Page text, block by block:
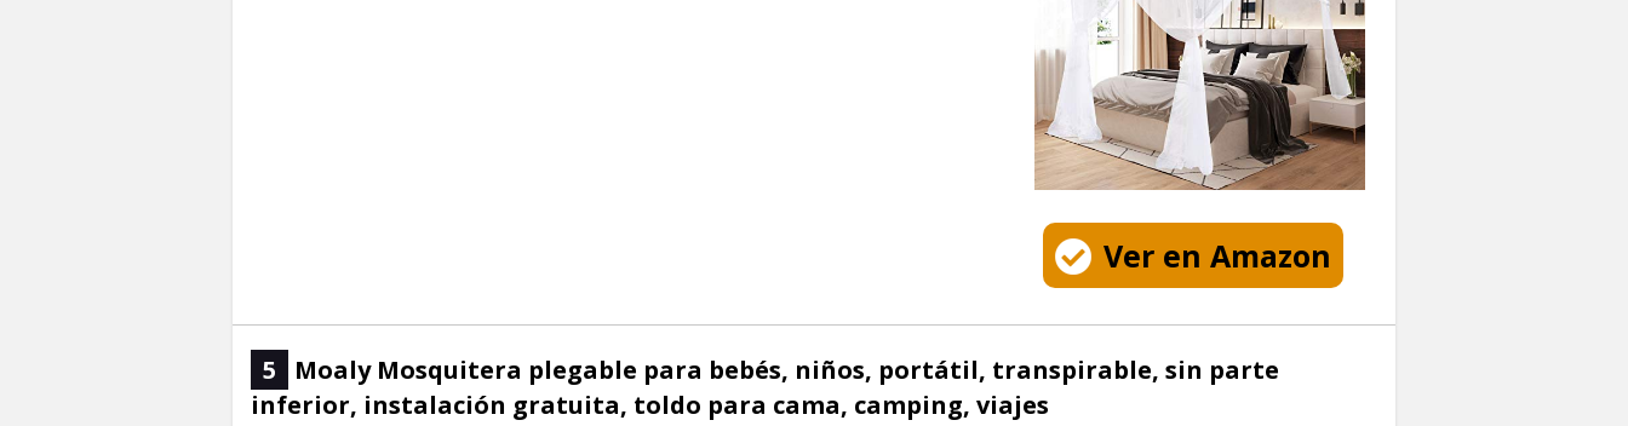
Ver en Amazon
5
Moaly Mosquitera plegable para bebés, niños, portátil, transpirable, sin parte
inferior, instalación gratuita, toldo para cama, camping, viajes